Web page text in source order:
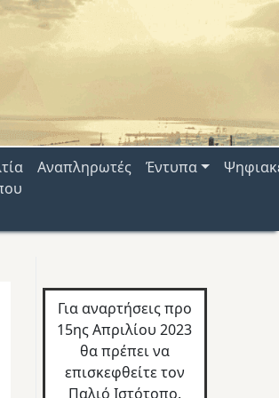
Αναπληρωτές Έντυπα
Για αναρτήσεις προ
15ης Απριλίου 2023
θα πρέπει να
επισκεφθείτε τον
Παλιό Ιστότοπο.